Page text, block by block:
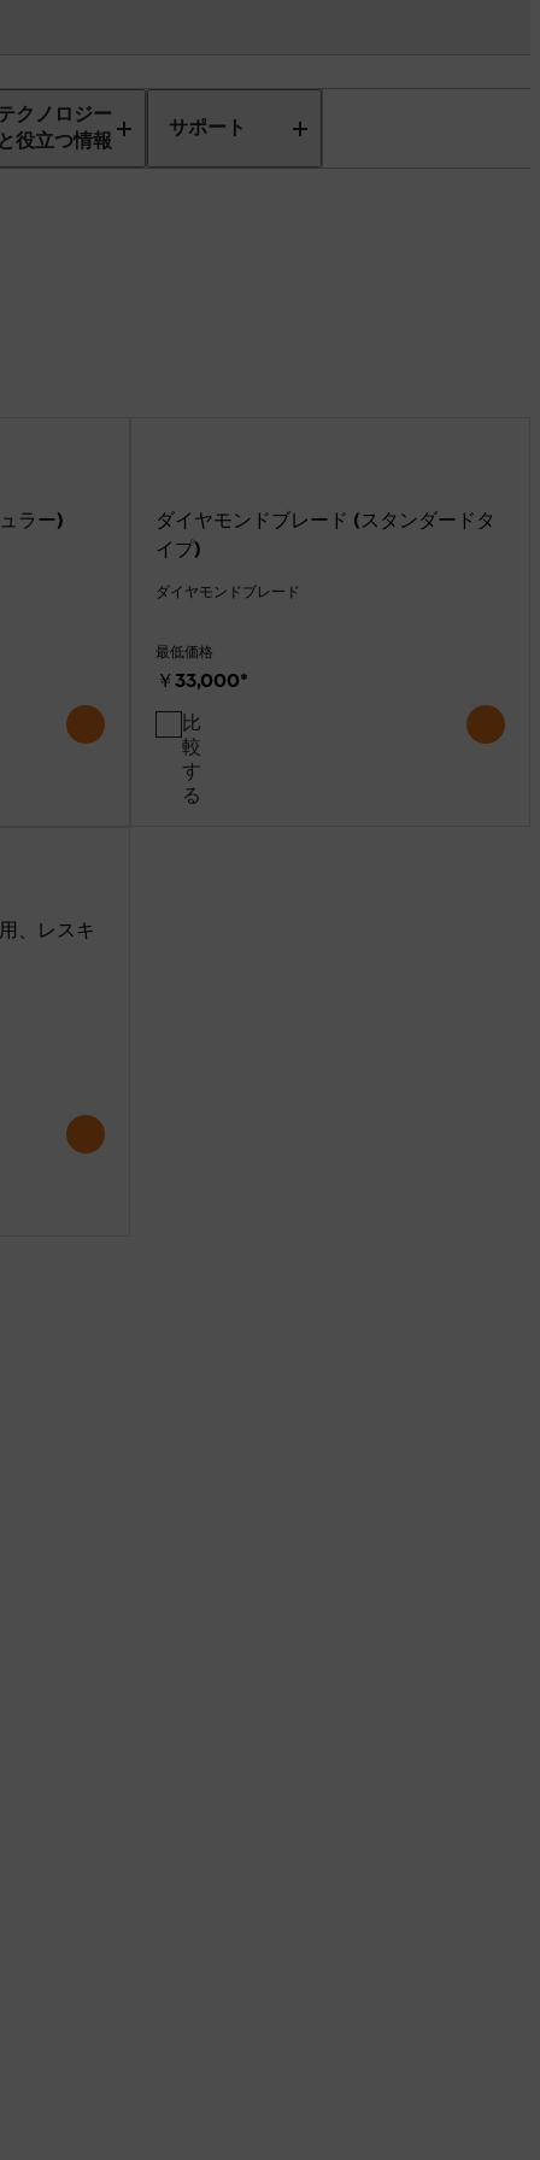
クノロジー
と役立つ情報
サポート
ラー)
ダイヤモンドブレード (スタンダードタ
イプ)
ダイヤモンドブレード
最低価格
￥33,000*
比
較
す
る
、レスキ